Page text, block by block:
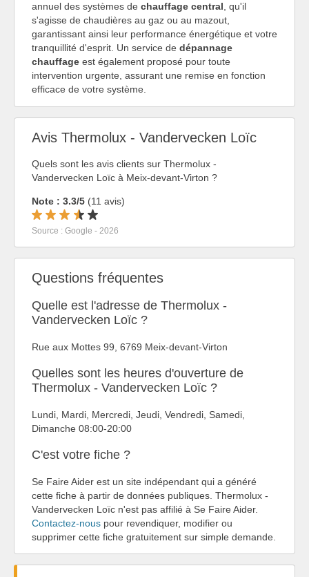
annuel des systèmes de chauffage central , qu'il
s'agisse de chaudières au gaz ou au mazout,
garantissant ainsi leur performance énergétique et votre
tranquillité d'esprit. Un service de dépannage
chauffage est également proposé pour toute
intervention urgente, assurant une remise en fonction
efficace de votre système.
Avis Thermolux - Vandervecken Loïc
Quels sont les avis clients sur Thermolux -
Vandervecken Loïc à Meix-devant-Virton ?
Note : 3.3/5 (11 avis)
Source : Google - 2026
Questions fréquentes
Quelle est l'adresse de Thermolux -
Vandervecken Loïc ?
Rue aux Mottes 99, 6769 Meix-devant-Virton
Quelles sont les heures d'ouverture de
Thermolux - Vandervecken Loïc ?
Lundi, Mardi, Mercredi, Jeudi, Vendredi, Samedi,
Dimanche 08:00-20:00
C'est votre fiche ?
Se Faire Aider est un site indépendant qui a généré
cette fiche à partir de données publiques. Thermolux -
Vandervecken Loïc n'est pas affilié à Se Faire Aider.
Contactez-nous pour revendiquer, modifier ou
supprimer cette fiche gratuitement sur simple demande.